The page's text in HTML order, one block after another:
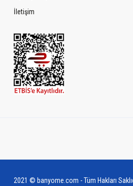
İletişim
2021 © banyome.com - Tüm Hakları